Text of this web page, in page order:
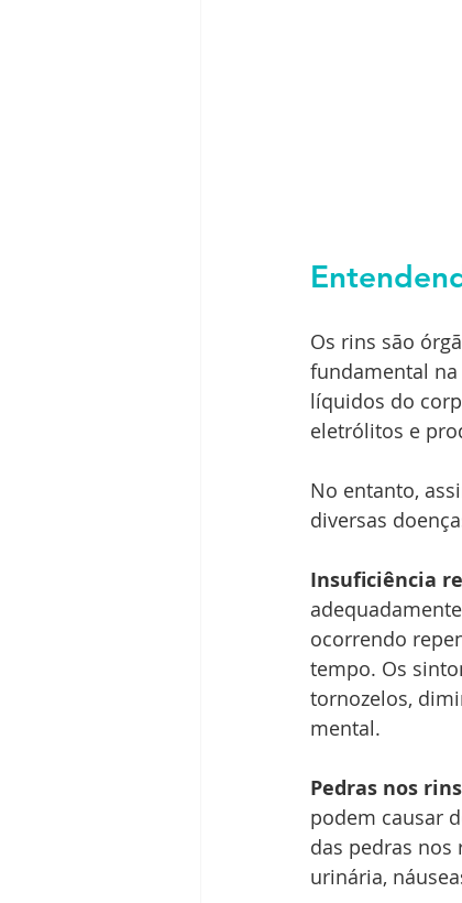
Os rins são
fundamental
líquidos do
eletrólitos e
No entanto,
diversas
Insuficiência
ocorrendo
tempo. Os
tornozelos,
mental.
Pedras nos
podem causar
das pedras
urinária,